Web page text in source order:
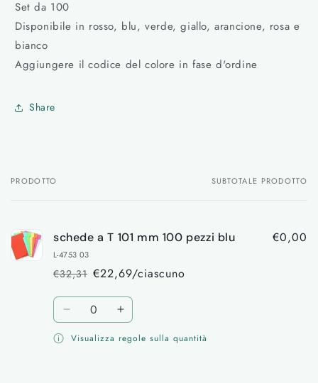
Set da 100
Disponibile in rosso, blu, verde, giallo, arancione, rosa e
bianco
Aggiungere il codice del colore in fase d'ordine
Share
Il
PRODOTTO SUBTOTALE PRODOTTO
schede a T 101 mm 100 pezzi blu
L-4753 03
Prezzo
di
listino
€32,31
Prezzo
scontato
€22,69/ciascuno
€0,00
Quantità
Diminuisci
per
Aumenta
per
Visualizza regole sulla quantità